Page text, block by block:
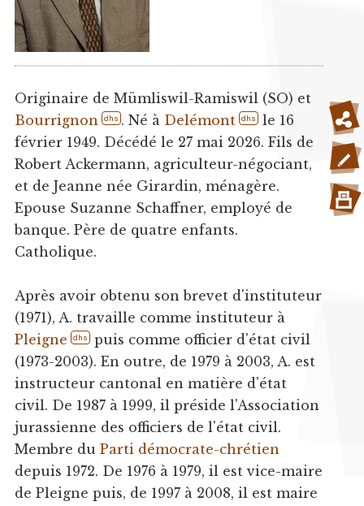
Originaire de Mümliswil-Ramiswil (SO) et
Bourrignon
dhs . Né à Delémont dhs le 16
février 1949. Décédé le 27 mai 2026. Fils de
Robert Ackermann, agriculteur-négociant,
et de Jeanne née Girardin, ménagère.
Epouse Suzanne Schaffner, employé de
banque. Père de quatre enfants.
Catholique.
Après avoir obtenu son brevet d'instituteur
(1971), A. travaille comme instituteur à
Pleigne
dhs puis comme officier d'état civil
(1973-2003). En outre, de 1979 à 2003, A. est
instructeur cantonal en matière d'état
civil. De 1987 à 1999, il préside l'Association
jurassienne des officiers de l'état civil.
Membre du Parti démocrate-chrétien
depuis 1972. De 1976 à 1979, il est vice-maire
de Pleigne puis, de 1997 à 2008, il est maire